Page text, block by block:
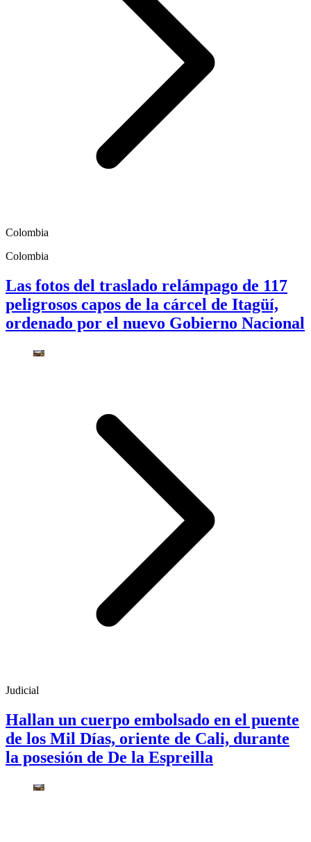
Colombia
Colombia
Las fotos del traslado relámpago de 117
peligrosos capos de la cárcel de Itagüí,
ordenado por el nuevo Gobierno Nacional
Judicial
Hallan un cuerpo embolsado en el puente
de los Mil Días, oriente de Cali, durante
la posesión de De la Espreilla